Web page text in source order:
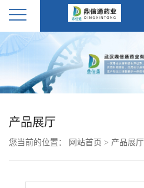
公
产品展厅
您当前的位置： 网站首页 > 产品展厅